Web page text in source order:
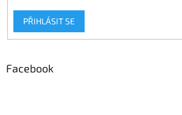
PŘIHLÁSIT SE
Facebook